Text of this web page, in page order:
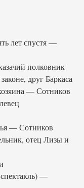
лет спустя —
полковник
друг Баркаса
— Сотников
— Сотников
отец Лизы и
—